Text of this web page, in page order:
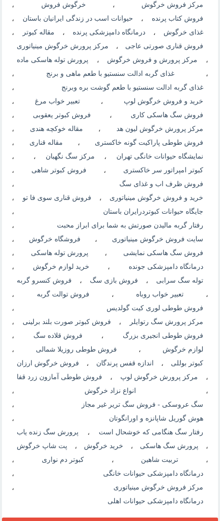
مرکز فروش خرگوش ، خرگوش فروش ،
فروش کتاب پرنده ، حیوانات اسب در زندگی ایرانیان باستان ،
غذای خرگوش ، درمانگاه دامپزشکی پرنده ، مقاله کبوتر ،
فروش قناری صورتی عاجی ، مرکز پرورش خرگوش مینیاتوری
، مرکز پرورش و فروش خرگوش ، پرورش توله هاسکی ماده
، غذای گربه ادالت سنستیو با طعم ماهی و برنج ،
غذای گربه ادالت سنستیو با طعم گوشت بره وبرنج ،
خرید و فروش خرگوش لوپ ، تعبیر خواب مرغ ،
فروش سگ هاسکی کاری ، فروش کبوتر یعقوبی ،
مرکز پرورش خرگوش لیون هد ، مقاله خوکچه هندی ،
فروش طوطی پاراکیت گونه خاکستری ، مقاله قناری ،
نمایشگاه حیوانات خانگی تهران ، مرکز سگ نگهبان ، ،
کبوتر امپراتور سر خاکستری ، فروش کبوتر شاهی ،
فروش ظرف اب و غذای سگ ،
خرید و فروش خرگوش مینیاتوری ، فروش قناری سوی فا تو ،
جایگاه حیوانات کبوتردرایران باستان ،
رفتار گربه مالیدن صورتش به شما برای ابراز محبت ،
سایت فروش خرگوش مینیاتوری ، فروشگاه خرگوش ،
فروش سگ هاسکی نمایشی ، پرورش توله هاسکی ،
درمانگاه دامپزشکی جونده ، خرید لوازم خرگوش ،
توله سگ سرابی ، فروش بازی سگ ، فروش کنسرو گربه
، تعبیر خواب روباه ، فروش توالت گربه ،
فروش طوطی لوری کیت گولدیس ،
مرکز پرورش سگ رتوایلر ، فروش کبوتر صورت بلند برلینی ،
فروش طوطی انجیری بزرگ ، فروش قلاده سگ ،
لوازم خرگوش ، فروش طوطی روزیلا شمالی ،
کبوتر بوللی ، اندازه قفس پرندگان ، فروش خرگوش ارزان
، مرکز پرورش خرگوش لوپ ، فروش طوطی آمازون زرد قفا
، انواع نزاد خرگوش ،
سگ عروسکی - فروش سگ تریر غیر مجاز ،
هوش گوریل شاپانزه و اورانگوتان ،
رفتار سگ هنگامی که خوشحال است ، پرورش سگ زنده یاب
، پرورش سگ هاسکی ، خرید خرگوش ، پت شاپ خرگوش
، تربیت شاهین ، کبوتر دم نواری ،
درمانگاه دامپزشکی حیوانات خانگی ،
مرکز فروش خرگوش مینیاتوری ،
درمانگاه دامپزشکی حیوانات اهلی